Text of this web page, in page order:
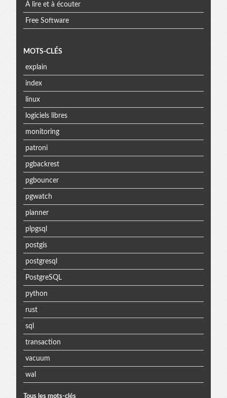
À lire et à écouter
Free Software
MOTS-CLÉS
explain
index
linux
logiciels libres
monitoring
patroni
pgbackrest
pgbouncer
pgwatch
planner
plpgsql
postgis
postgresql
PostgreSQL
python
rust
sql
transaction
vacuum
wal
Tous les mots-clés